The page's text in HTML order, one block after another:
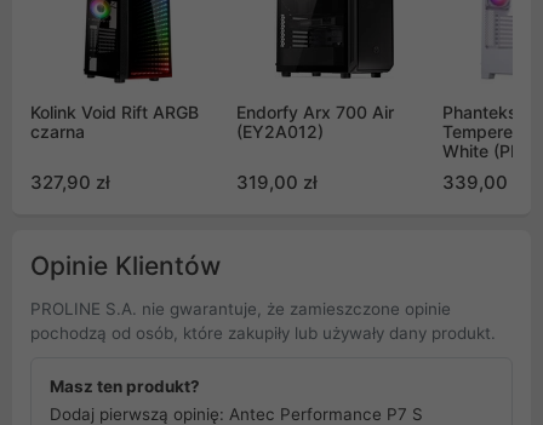
Kolink Void Rift ARGB
czarna
327,90 zł
Endorfy Arx 700 Air
(EY2A012)
319,00 zł
Phanteks
Tempered
White (PH-
339,00 zł
Opinie Klientów
PROLINE S.A. nie gwarantuje, że zamieszczone opinie
pochodzą od osób, które zakupiły lub używały dany produkt.
Masz ten produkt?
Dodaj pierwszą opinię: Antec Performance P7 S